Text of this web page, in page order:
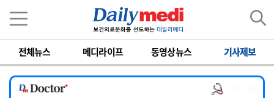
전체뉴스 메디라이프 동영상뉴스 기사제보
[서울아산병원] 2026년 하반기 인턴 모집
[영남대학교의료원] 마취통증의학과 임기제 임상의사 채용
[충남대학교병원] 소아청소년과(소아응급전담) 계약직 의사 공개채용